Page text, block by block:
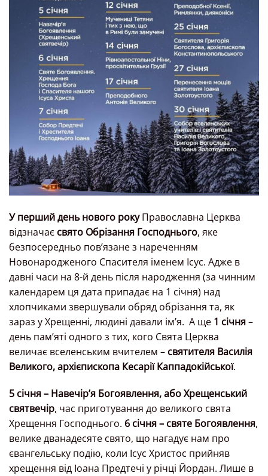
У перший день нового рокуПравославна Церква
відзначає свято Обрізання Господнього, яке
безпосередньо пов’язане з нареченням
Новонародженого Спасителя іменем Ісус. Адже в
давні часи на 8-й день після народження (за чинним
календарем ця дата припадає на 1 січня) над
хлопчиками звершували обряд обрізання та, як
зараз у Хрещенні, людині давали ім’я. А ще 1 січня–
день пам’яті одного з тих, кого Свята Церква
величає вселенським вчителем – святителя Василія
Великого, архієпископа Кесарії Каппадокійської.
5 січня – Навечір’я Богоявлення, або Хрещенський
святвечір, час приготування до великого свята
Хрещення Господнього. 6 січня – святе Богоявлення,
велике дванадесяте свято, що нагадує нам про
євангельську подію, коли Ісус Христос прийняв
хрещення від Іоана Предтечі у річці Йордан. Лише в